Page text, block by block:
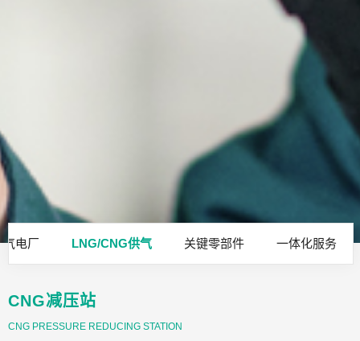
气电厂 LNG/CNG供气 关键零部件 一体化服务
CNG减压站
CNG PRESSURE REDUCING STATION